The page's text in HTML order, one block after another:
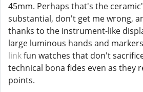
45mm. Perhaps that's the
substantial, don't get me wrong,
thanks to the instrument-like
large luminous hands and
linkfun watches that don't
technical bona fides even as they
points.